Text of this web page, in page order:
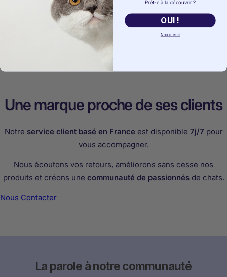
Produits testés et approuvés
Qualité et sécurité validées par des professionnels.
Une marque proche de ses clients
Notre service client basé en France est disponible 7j/7 pour
vous accompagner.
Nous écoutons vos retours, améliorons sans cesse nos
produits et créons une communauté de passionnésde chats.
Nous Contacter
La parole à notre communauté
Prêt-e à la découvrir ?
OUI !
Non merci